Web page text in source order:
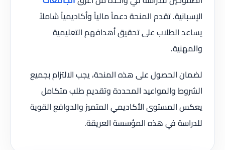
الإسبانية. تقدم المنحة دعماً مالياً وأكاديمياً شاملاً
يساعد الطلاب على تحقيق أهدافهم التعليمية
والمهنية.
لضمان الحصول على هذه المنحة، يجب الالتزام بجميع
الشروط والمواعيد المحددة وتقديم طلب متكامل
يعكس المستوى الأكاديمي المتميز والدوافع القوية
للدراسة في هذه المؤسسة العريقة.